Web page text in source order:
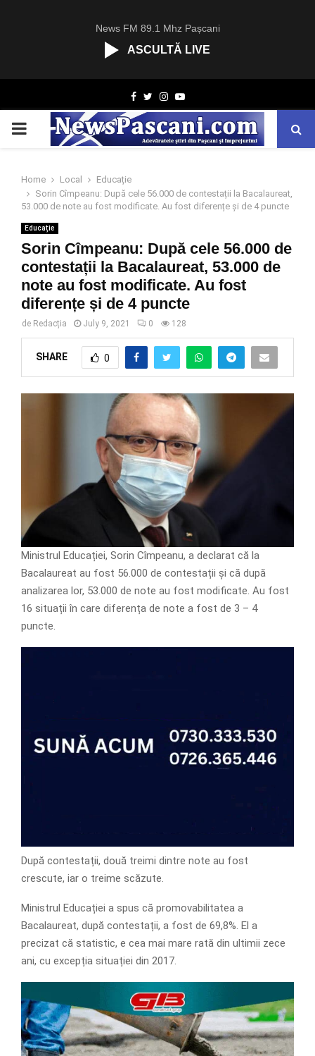
News FM 89.1 Mhz Pașcani
ASCULTĂ LIVE
Facebook
TwitterInstagram
Youtube
PRIMARY
Home Local
Educație
Sorin Cîmpeanu: După cele 56.000 de contestații la Bacalaureat,
53.000 de note au fost modificate. Au fost diferențe și de 4 puncte
Educație
Sorin Cîmpeanu: După cele 56.000 de
contestații la Bacalaureat, 53.000 de
note au fost modificate. Au fost
diferențe și de 4 puncte
de Redacția July 9, 2021 0 128
SHARE 0
Ministrul Educației, Sorin Cîmpeanu, a declarat că la
Bacalaureat au fost 56.000 de contestații și că după
analizarea lor, 53.000 de note au fost modificate. Au fost
16 situații în care diferența de note a fost de 3 – 4
puncte.
După contestații, două treimi dintre note au fost
crescute, iar o treime scăzute.
Ministrul Educației a spus că promovabilitatea a
Bacalaureat, după contestații, a fost de 69,8%. El a
precizat că statistic, e cea mai mare rată din ultimii zece
ani, cu excepția situației din 2017.